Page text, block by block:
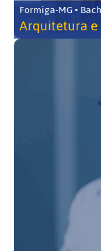
Formiga-MG •
Arquitetura